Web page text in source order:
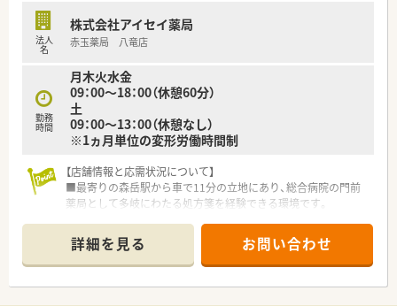
法人
名
株式会社アイセイ薬局
赤玉薬局 八竜店
勤務
時間
月木火水金
09：00～18：00（休憩60分）
土
09：00～13：00（休憩なし）
※1ヵ月単位の変形労働時間制
【店舗情報と応需状況について】
■最寄りの森岳駅から車で11分の立地にあり、総合病院の門前
薬局として多岐にわたる処方箋を経験できる環境です。
り、幅広い疾患に対する高度な知識を養うことが可能です。
■薬剤師5名と事務4名の手厚い人員体制を整えており、一人ひ
とりの患者様と丁寧に向き合いながら業務に集中できます。
詳細を見る お問い合わせ